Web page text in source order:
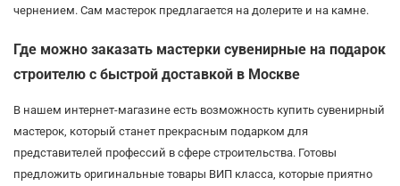
чернением. Сам мастерок предлагается на долерите и на камне.
Где можно заказать мастерки сувенирные на подарок
строителю с быстрой доставкой в Москве
В нашем интернет-магазине есть возможность купить сувенирный
мастерок, который станет прекрасным подарком для
представителей профессий в сфере строительства. Готовы
предложить оригинальные товары ВИП класса, которые приятно